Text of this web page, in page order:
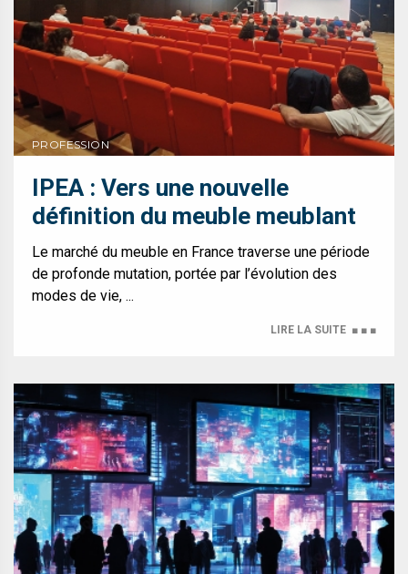
PROFESSION
IPEA : Vers une nouvelle
définition du meuble meublant
Le marché du meuble en France traverse une période
de profonde mutation, portée par l’évolution des
modes de vie, ...
LIRE LA SUITE ■ ■ ■